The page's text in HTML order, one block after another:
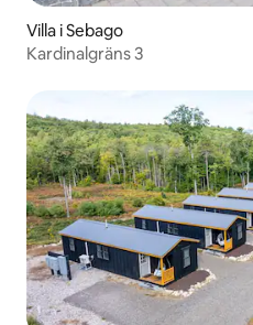
Villa i Sebago
Kardinalgräns 3